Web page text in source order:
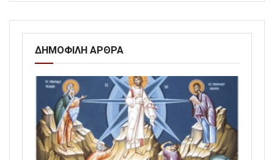
ΔΗΜΟΦΙΛΗ ΑΡΘΡΑ